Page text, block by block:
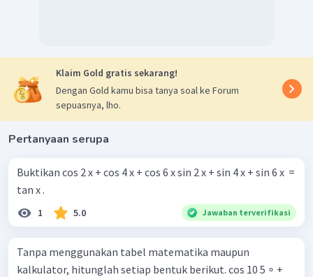
Klaim Gold gratis sekarang!
Dengan Gold kamu bisa tanya soal ke Forum
sepuasnya, lho.
Pertanyaan serupa
Buktikan cos 2 x + cos 4 x + cos 6 x sin 2 x + sin 4 x + sin 6 x ​ =
tan x .
1 5.0 Jawaban terverifikasi
Tanpa menggunakan tabel matematika maupun
kalkulator, hitunglah setiap bentuk berikut. cos 10 5 ∘ +